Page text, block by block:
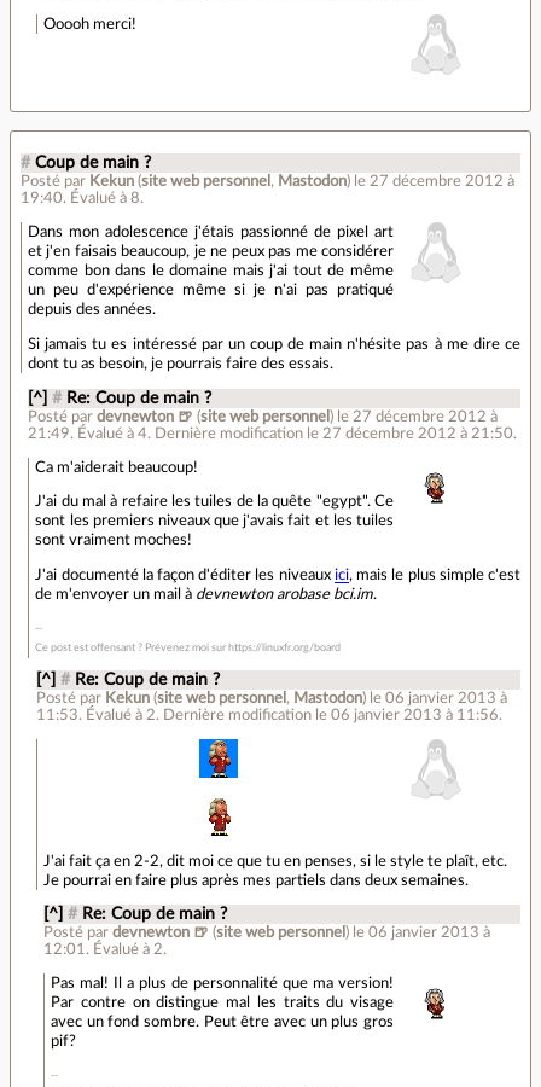
Ooooh merci!
# Coup de main ?
Posté par Kekun (site web personnel , Mastodon) le 27 décembre 2012 à
19:40. Évalué à 8.
Dans mon adolescence j'étais passionné de pixel art
et j'en faisais beaucoup, je ne peux pas me considérer
comme bon dans le domaine mais j'ai tout de même
un peu d'expérience même si je n'ai pas pratiqué
depuis des années.
Si jamais tu es intéressé par un coup de main n'hésite pas à me dire ce
dont tu as besoin, je pourrais faire des essais.
[^] # Re: Coup de main ?
Posté pardevnewton 🍺 (site web personnel ) le 27 décembre 2012 à
21:49. Évalué à4. Dernière modification le 27 décembre 2012 à 21:50.
Ca m'aiderait beaucoup!
J'ai du mal à refaire les tuiles de la quête "egypt". Ce
sont les premiers niveaux que j'avais fait et les tuiles
sont vraiment moches!
J'ai documenté la façon d'éditer les niveaux ici, mais le plus simple c'est
de m'envoyer un mail à devnewton arobase bci.im.
Ce post est offensant ? Prévenez moi sur https://linuxfr.org/board
[^] # Re: Coup de main ?
Posté par Kekun(site web personnel , Mastodon) le 06 janvier 2013 à
11:53. Évalué à 2. Dernière modification le 06 janvier 2013 à 11:56.
J'ai fait ça en 2-2, dit moi ce que tu en penses, si le style te plaît, etc.
Je pourrai en faire plus après mes partiels dans deux semaines.
[^] # Re: Coup de main ?
Posté pardevnewton 🍺 (site web personnel ) le 06 janvier 2013 à
12:01 . Évalué à 2.
Pas mal! Il a plus de personnalité que ma version!
Par contre on distingue mal les traits du visage
avec un fond sombre. Peut être avec un plus gros
pif?